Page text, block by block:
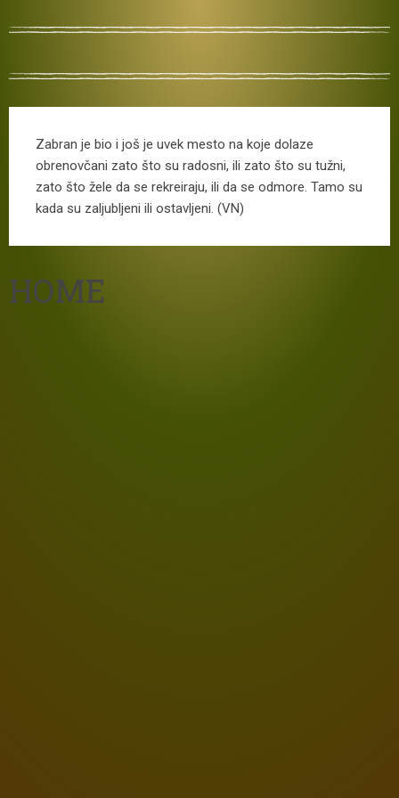
Zabran je bio i još je uvek mesto na koje dolaze
obrenovčani zato što su radosni, ili zato što su tužni,
zato što žele da se rekreiraju, ili da se odmore. Tamo su
kada su zaljubljeni ili ostavljeni. (VN)
HOME